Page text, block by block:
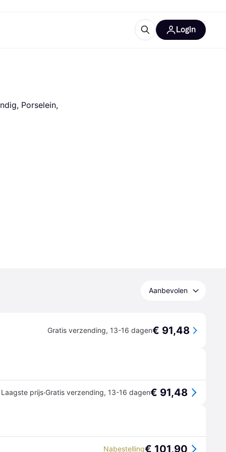
Login
Porselein,
Aanbevolen
Gratis verzending, 13-16 dagen€ 91,48
Laagste prijs·Gratis verzending, 13-16 dagen€ 91,48
Nabestelling€ 101,90